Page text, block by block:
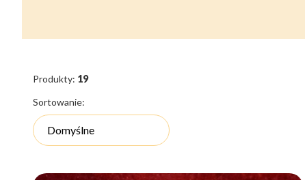
Produkty: 19
Lista produktów
Sortowanie:
Domyślne